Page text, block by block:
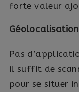
forte valeur
Pas
il suffit de
pour se situer